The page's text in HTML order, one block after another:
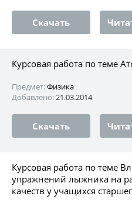
Скачать
Курсовая работа по теме
Предмет:Физика
Добавлено:21.03.2014
Скачать
Курсовая работа по теме
упражнений лыжника на
качеств у учащихся